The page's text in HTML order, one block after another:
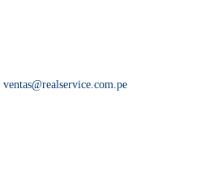
ventas@realservice.com.pe